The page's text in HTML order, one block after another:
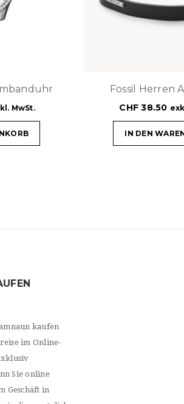
MwSt.
Fossil Herren
CHF 38.50
IN DEN
kaufen
im Online-
Sie online
Geschäft in